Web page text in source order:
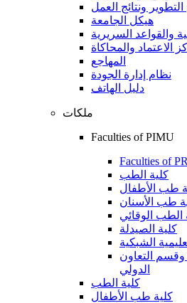
التطوير ونتائج العمل
هيكل الجامعة
والقواعد السريرية
الاعتماد والمحاكاة
المهاجع
نظام إدارة الجودة
دليل الهاتف
ملكات
Faculties of PIMU
Faculties of
كلية الطب
طب الأطفال
طب الأسنان
الطب الوقائي
كلية الصيدلة
الشبكية
وقسم التعاون
الدولي
كلية الطب
كلية طب الأطفال